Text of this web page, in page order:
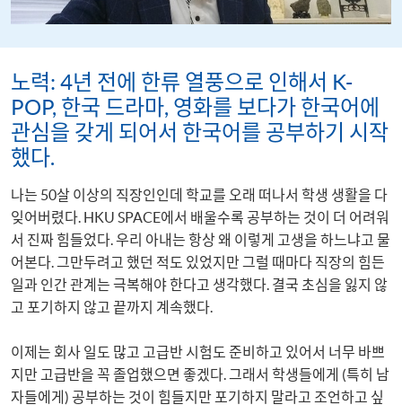
노력: 4년 전에 한류 열풍으로 인해서 K-
POP, 한국 드라마, 영화를 보다가 한국어에
관심을 갖게 되어서 한국어를 공부하기 시작
했다.
나는 50살 이상의 직장인인데 학교를 오래 떠나서 학생 생활을 다
잊어버렸다. HKU SPACE에서 배울수록 공부하는 것이 더 어려워
서 진짜 힘들었다. 우리 아내는 항상 왜 이렇게 고생을 하느냐고 물
어본다. 그만두려고 했던 적도 있었지만 그럴 때마다 직장의 힘든
일과 인간 관계는 극복해야 한다고 생각했다. 결국 초심을 잃지 않
고 포기하지 않고 끝까지 계속했다.
이제는 회사 일도 많고 고급반 시험도 준비하고 있어서 너무 바쁘
지만 고급반을 꼭 졸업했으면 좋겠다. 그래서 학생들에게 (특히 남
자들에게) 공부하는 것이 힘들지만 포기하지 말라고 조언하고 싶